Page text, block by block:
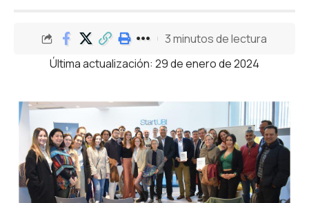
Última actualización: 29 de enero de 2024
3 minutos de lectura